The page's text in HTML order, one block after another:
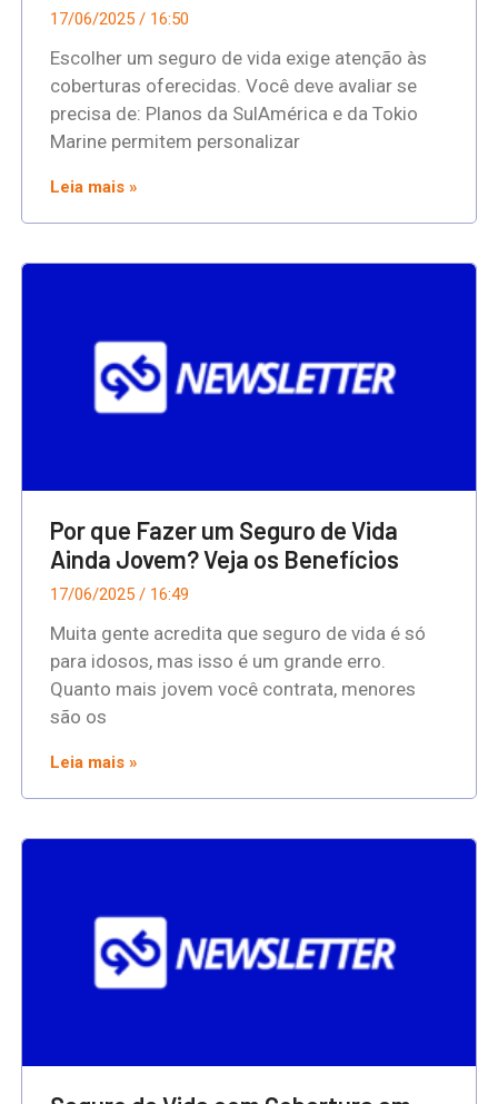
17/06/2025 16:50
Escolher um seguro de vida exige atenção às
coberturas oferecidas. Você deve avaliar se
precisa de: Planos da SulAmérica e da Tokio
Marine permitem personalizar
Leia mais »
Por que Fazer um Seguro de Vida
Ainda Jovem? Veja os Benefícios
17/06/2025 16:49
Muita gente acredita que seguro de vida é só
para idosos, mas isso é um grande erro.
Quanto mais jovem você contrata, menores
são os
Leia mais »